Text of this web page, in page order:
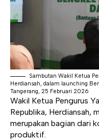
Sambutan Wakil Ketua
Herdiansah, dalam launching
Tangerang, 25 Februari 2026
Wakil Ketua Pengurus
Republika, Herdiansah,
merupakan bagian dari
produktif.